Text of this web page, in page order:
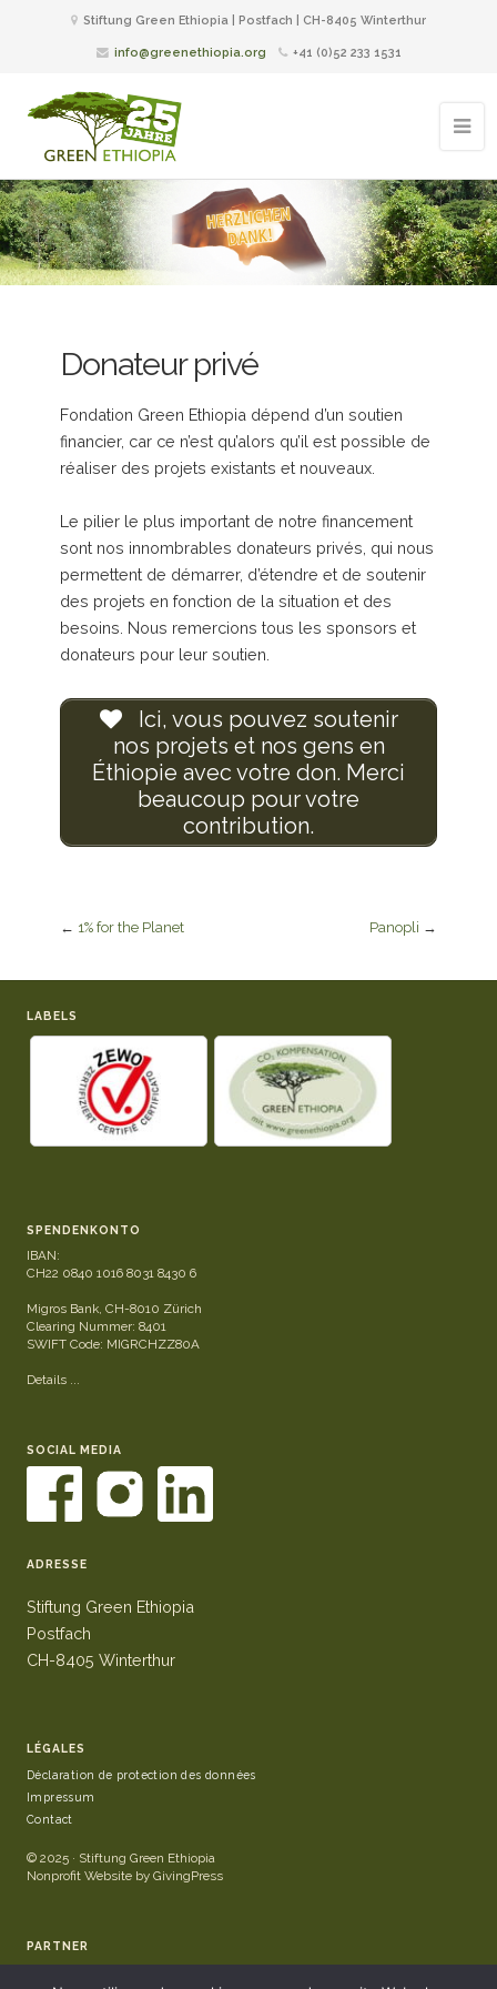
Stiftung Green Ethiopia | Postfach | CH-8405 Winterthur
info@greenethiopia.org +41 (0)52 233 1531
Donateur privé
Fondation Green Ethiopia dépend d’un soutien
financier, car ce n’est qu’alors qu’il est possible de
réaliser des projets existants et nouveaux.
Le pilier le plus important de notre financement
sont nos innombrables donateurs privés, qui nous
permettent de démarrer, d’étendre et de soutenir
des projets en fonction de la situation et des
besoins. Nous remercions tous les sponsors et
donateurs pour leur soutien.
Ici, vous pouvez soutenir
nos projets et nos gens en
Éthiopie avec votre don. Merci
beaucoup pour votre
contribution.
← 1% for the Planet Panopli →
LABELS
SPENDENKONTO
IBAN:
CH22 0840 1016 8031 8430 6
Migros Bank, CH-8010 Zürich
Clearing Nummer: 8401
SWIFT Code: MIGRCHZZ80A
Details ...
SOCIAL MEDIA
ADRESSE
Stiftung Green Ethiopia
Postfach
CH-8405 Winterthur
LÉGALES
Déclaration de protection des données
Impressum
Contact
© 2025 · Stiftung Green Ethiopia
Nonprofit Website by GivingPress
PARTNER